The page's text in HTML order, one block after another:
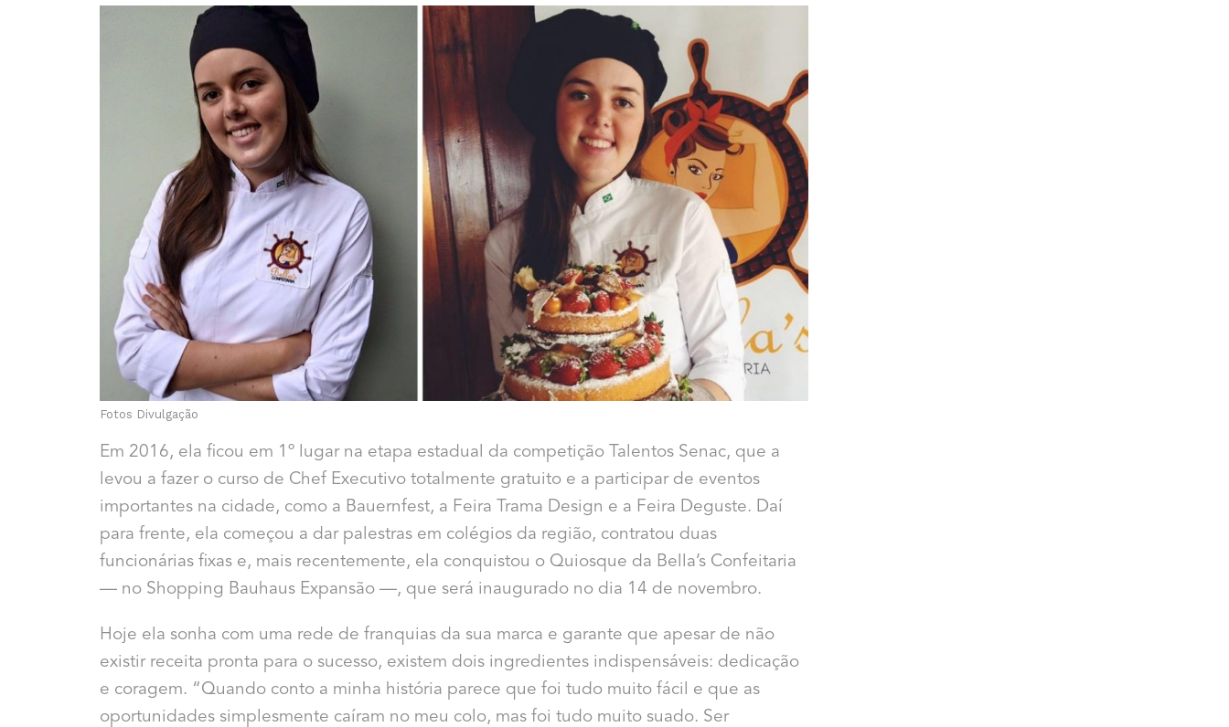
Fotos Divulgação
Em 2016, ela ficou em 1º lugar na etapa estadual da competição Talentos Senac, que a
levou a fazer o curso de Chef Executivo totalmente gratuito e a participar de eventos
importantes na cidade, como a Bauernfest, a Feira Trama Design e a Feira Deguste. Daí
para frente, ela começou a dar palestras em colégios da região, contratou duas
funcionárias fixas e, mais recentemente, ela conquistou o Quiosque da Bella’s Confeitaria
— no Shopping Bauhaus Expansão —, que será inaugurado no dia 14 de novembro.
Hoje ela sonha com uma rede de franquias da sua marca e garante que apesar de não
existir receita pronta para o sucesso, existem dois ingredientes indispensáveis: dedicação
e coragem. “Quando conto a minha história parece que foi tudo muito fácil e que as
oportunidades simplesmente caíram no meu colo, mas foi tudo muito suado. Ser